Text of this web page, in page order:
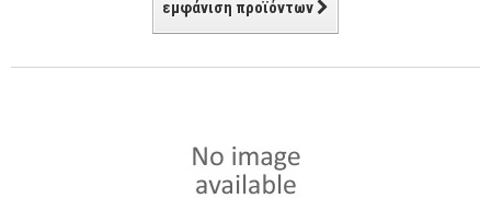
εμφάνιση προϊόντων